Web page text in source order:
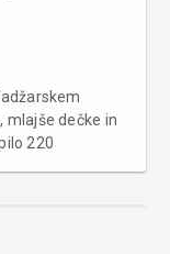
mlajše dečke in
220